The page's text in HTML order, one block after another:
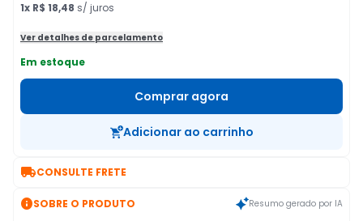
1x R$ 18,48 s/ juros
Ver detalhes de parcelamento
Em estoque
Comprar agora
Adicionar ao carrinho
CONSULTE FRETE
SOBRE O PRODUTO Resumo gerado por IA